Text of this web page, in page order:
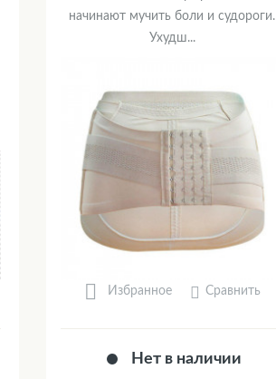
начинают мучить боли и судороги.
Ухудш...
Избранное Сравнить
Нет в наличии